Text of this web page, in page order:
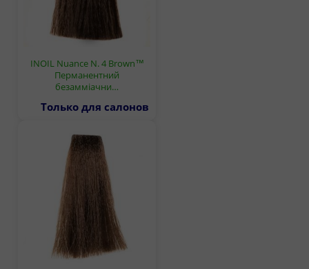
INOIL Nuance N. 4 Brown™
Перманентний
безамміачни…
Только для салонов